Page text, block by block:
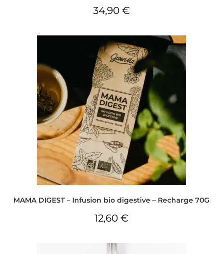
34,90 €
MAMA DIGEST – Infusion bio digestive – Recharge 70G
12,60 €